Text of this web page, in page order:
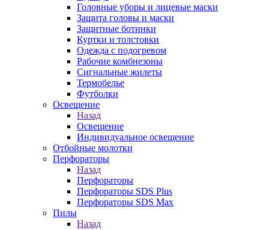
Головные уборы и лицевые маски
Защита головы и маски
Защитные ботинки
Куртки и толстовки
Одежда с подогревом
Рабочие комбнезоны
Сигнальные жилеты
Термобелье
Футболки
Освещение
Назад
Освещение
Индивидуальное освещение
Отбойные молотки
Перфораторы
Назад
Перфораторы
Перфораторы SDS Plus
Перфораторы SDS Max
Пилы
Назад